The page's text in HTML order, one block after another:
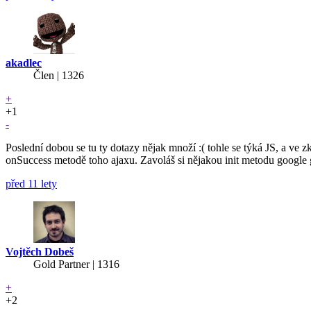
akadlec
Člen | 1326
+
+1
-
Poslední dobou se tu ty dotazy nějak množí :( tohle se týká JS, a ve
onSuccess metodě toho ajaxu. Zavoláš si nějakou init metodu google
před 11 lety
Vojtěch Dobeš
Gold Partner| 1316
+
+2